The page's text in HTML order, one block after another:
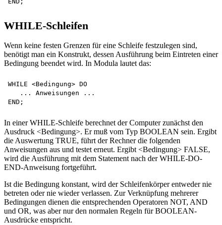
WHILE-Schleifen
Wenn keine festen Grenzen für eine Schleife festzulegen sind,
benötigt man ein Konstrukt, dessen Ausführung beim Eintreten einer
Bedingung beendet wird. In Modula lautet das:
WHILE <Bedingung> DO
   ... Anweisungen ...
In einer WHILE-Schleife berechnet der Computer zunächst den
Ausdruck <Bedingung>. Er muß vom Typ BOOLEAN sein. Ergibt
die Auswertung TRUE, führt der Rechner die folgenden
Anweisungen aus und testet erneut. Ergibt <Bedingung> FALSE,
wird die Ausführung mit dem Statement nach der WHILE-DO-
END-Anweisung fortgeführt.
Ist die Bedingung konstant, wird der Schleifenkörper entweder nie
betreten oder nie wieder verlassen. Zur Verknüpfung mehrerer
Bedingungen dienen die entsprechenden Operatoren NOT, AND
und OR, was aber nur den normalen Regeln für BOOLEAN-
Ausdrücke entspricht.